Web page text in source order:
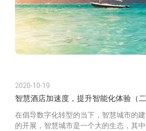
2020-10-19
智慧酒店加速度，提升智能化体验（二
在倡导数字化转型的当下，智慧城市的
的开展，智慧城市是一个大的生态，其